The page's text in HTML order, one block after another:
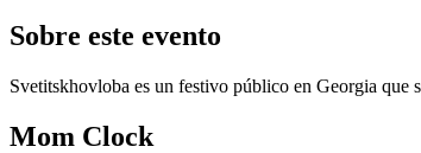
Sobre este evento
Svetitskhovloba es un festivo público en Georgia que
Mom Clock